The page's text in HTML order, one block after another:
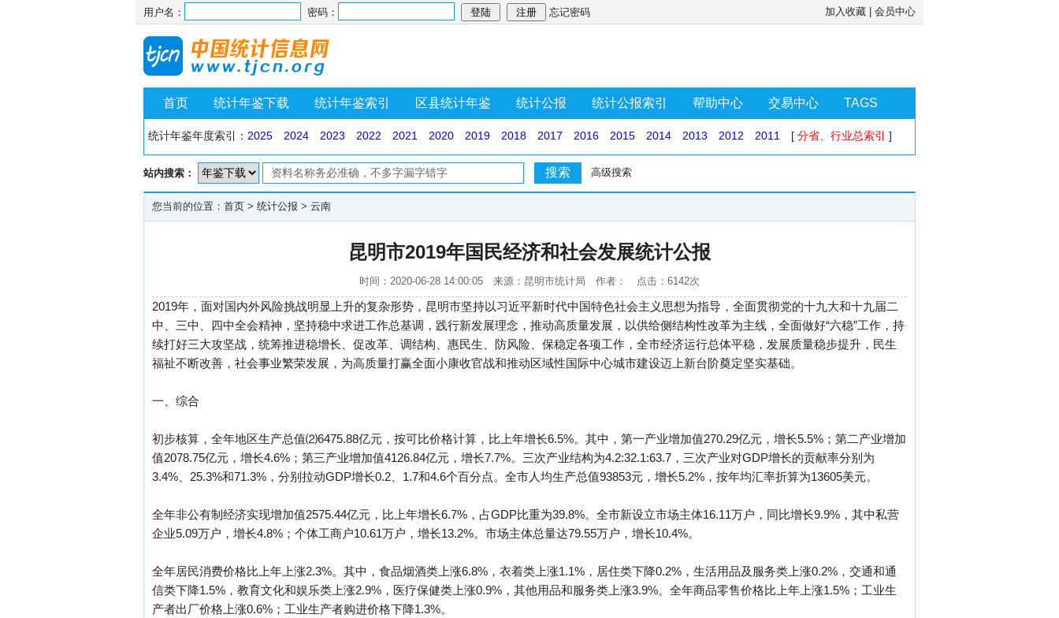
用户名： 密码： 忘记密码 加入收藏 会员中心
首页 统计年鉴下载 统计年鉴索引 区县统计年鉴 统计公报 统计公报索引 帮助中心 交易中心 TAGS
统计年鉴年度索引： 2025 2024 2023 2022 2021 2020 2019 2018 2017 2016 2015 2014 2013 2012 2011 [ 分省、行业总索引 ]
站内搜索： 高级搜索
您当前的位置： 首页 > 统计公报 > 云南
昆明市2019年国民经济和社会发展统计公报
时间：2020-06-28 14:00:05 来源：昆明市统计局 作者： 点击：6142次
2019年，面对国内外风险挑战明显上升的复杂形势，昆明市坚持以习近平新时代中国特色社会主义思想为指导，全面贯彻党的十九大和十九届二
中、三中、四中全会精神，坚持稳中求进工作总基调，践行新发展理念，推动高质量发展，以供给侧结构性改革为主线，全面做好“六稳”工作，持
续打好三大攻坚战，统筹推进稳增长、促改革、调结构、惠民生、防风险、保稳定各项工作，全市经济运行总体平稳，发展质量稳步提升，民生
福祉不断改善，社会事业繁荣发展，为高质量打赢全面小康收官战和推动区域性国际中心城市建设迈上新台阶奠定坚实基础。
一、综合
初步核算，全年地区生产总值⑵6475.88亿元，按可比价格计算，比上年增长6.5%。其中，第一产业增加值270.29亿元，增长5.5%；第二产业增加
值2078.75亿元，增长4.6%；第三产业增加值4126.84亿元，增长7.7%。三次产业结构为4.2:32.1:63.7，三次产业对GDP增长的贡献率分别为
3.4%、25.3%和71.3%，分别拉动GDP增长0.2、1.7和4.6个百分点。全市人均生产总值93853元，增长5.2%，按年均汇率折算为13605美元。
全年非公有制经济实现增加值2575.44亿元，比上年增长6.7%，占GDP比重为39.8%。全市新设立市场主体16.11万户，同比增长9.9%，其中私营
企业5.09万户，增长4.8%；个体工商户10.61万户，增长13.2%。市场主体总量达79.55万户，增长10.4%。
全年居民消费价格比上年上涨2.3%。其中，食品烟酒类上涨6.8%，衣着类上涨1.1%，居住类下降0.2%，生活用品及服务类上涨0.2%，交通和通
信类下降1.5%，教育文化和娱乐类上涨2.9%，医疗保健类上涨0.9%，其他用品和服务类上涨3.9%。全年商品零售价格比上年上涨1.5%；工业生
产者出厂价格上涨0.6%；工业生产者购进价格下降1.3%。